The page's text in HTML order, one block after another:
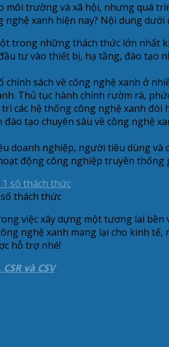
môi trường và xã hội, nhưng quá
xanh hiện nay? Nội dung dưới
trong những thách thức lớn nhất
tư vào thiết bị, hạ tầng, đào tạo
chính sách về công nghệ xanh ở
Thủ tục hành chính rườm rà,
trì các hệ thống công nghệ xanh
tạo chuyên sâu về công nghệ
doanh nghiệp, người tiêu dùng và
động công nghiệp truyền
thách thức
việc xây dựng một tương lai
nghệ xanh mang lại cho kinh
hỗ trợ nhé!
và CSV